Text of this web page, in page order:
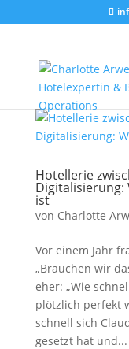
Hotellerie
Digitalisierung:
ist
von Charlotte
Vor einem Jahr
„Brauchen wir
eher: „Wie
plötzlich perfekt
schnell sich
gesetzt hat und...